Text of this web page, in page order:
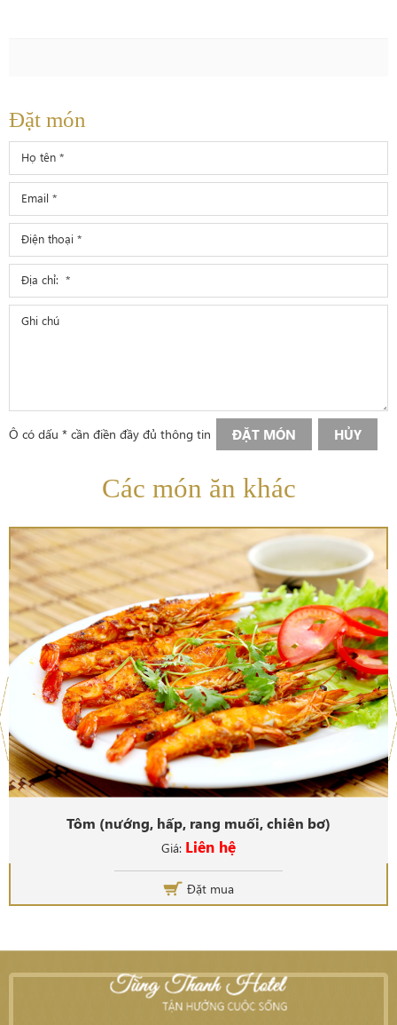
Đặt món
Ô có dấu * cần điền đầy đủ thông tin ĐẶT MÓN HỦY
Các món ăn khác
Tôm (nướng, hấp, rang muối, chiên bơ)
Giá: Liên hệ
Đặt mua